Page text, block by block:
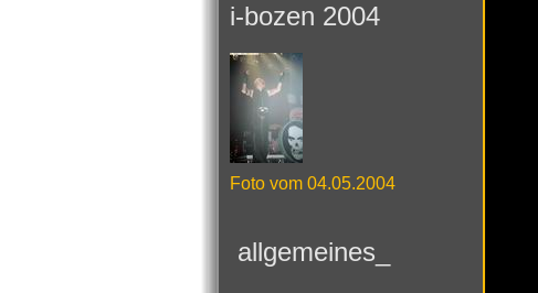
i-bozen 2004
Foto vom 04.05.2004
allgemeines_